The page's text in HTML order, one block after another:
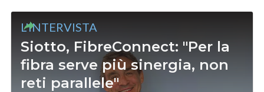
L'INTERVISTA
Siotto, FibreConnect: "Per la
fibra serve più sinergia, non
reti parallele"